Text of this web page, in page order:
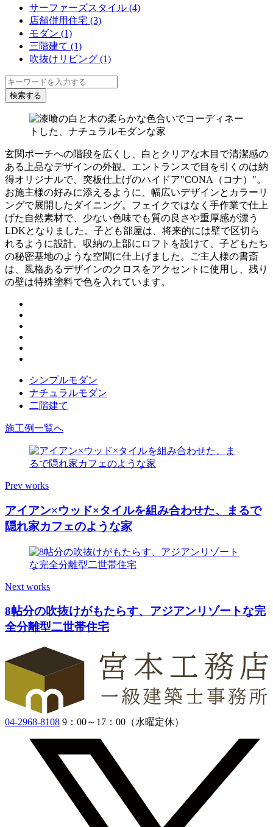
サーファーズスタイル (4)
店舗併用住宅 (3)
モダン (1)
三階建て (1)
吹抜けリビング (1)
玄関ポーチへの階段を広くし、白とクリアな木目で清潔感の
ある上品なデザインの外観。エントランスで目を引くのは納
得オリジナルで、突板仕上げのハイドア"CONA（コナ）"。
お施主様の好みに添えるように、幅広いデザインとカラーリ
ングで展開したダイニング。フェイクではなく手作業で仕上
げた自然素材で、少ない色味でも質の良さや重厚感が漂う
LDKとなりました。子ども部屋は、将来的には壁で区切ら
れるように設計。収納の上部にロフトを設けて、子どもたち
の秘密基地のような空間に仕上げました。ご主人様の書斎
は、風格あるデザインのクロスをアクセントに使用し、残り
の壁は特殊塗料で色を入れています。
シンプルモダン
ナチュラルモダン
二階建て
施工例一覧へ
Prev works
アイアン×ウッド×タイルを組み合わせた、まるで
隠れ家カフェのような家
Next works
8帖分の吹抜けがもたらす、アジアンリゾートな完
全分離型二世帯住宅
04-2968-8108 9：00～17：00（水曜定休）